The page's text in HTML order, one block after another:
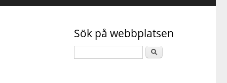
Sök på webbplatsen